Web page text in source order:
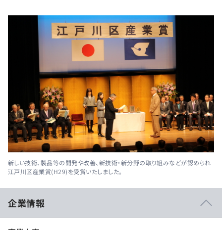
新しい技術、製品等の開発や改善、新技術・新分野の取り組みなどが認められ
江戸川区産業賞(H29)を受賞いたしました。
企業情報